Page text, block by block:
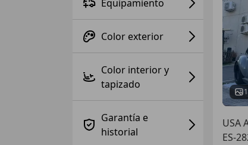
Equipamiento
Color exterior
Color interior y
tapizado
Garantía e
historial
USA
ES-